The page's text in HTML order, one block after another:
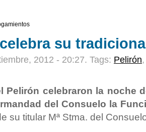
su
2012 - 20:27. Tags: Pelirón
Pelirón celebraron la noche
del Consuelo la
su titular Mª Stma. del